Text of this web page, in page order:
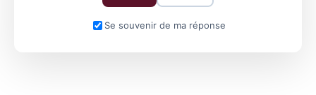
Se souvenir de ma réponse